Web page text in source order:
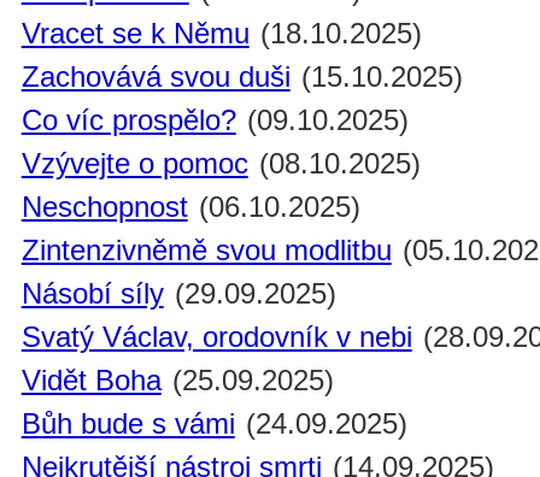
Vracet se k Němu (18.10.2025)
Zachovává svou duši (15.10.2025)
Co víc prospělo? (09.10.2025)
Vzývejte o pomoc (08.10.2025)
Neschopnost (06.10.2025)
Zintenzivněmě svou modlitbu
Násobí síly (29.09.2025)
Svatý Václav, orodovník v nebi
Vidět Boha (25.09.2025)
Bůh bude s vámi (24.09.2025)
Nejkrutější nástroj smrti (14.09.2025)